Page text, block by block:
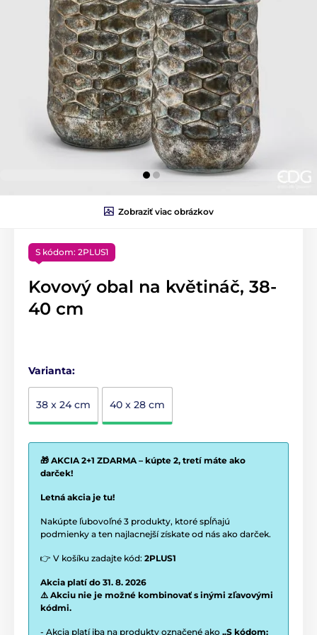
Zobraziť viac obrázkov
S kódom: 2PLUS1
Kovový obal na květináč, 38-
40 cm
Varianta:
38 x 24 cm 40 x 28 cm
🎁 AKCIA 2+1 ZDARMA – kúpte 2, tretí máte ako
darček!
Letná akcia je tu!
Nakúpte ľubovoľné 3 produkty, ktoré spĺňajú
podmienky a ten najlacnejší získate od nás ako darček.
👉 V košíku zadajte kód: 2PLUS1
Akcia platí do 31. 8. 2026
⚠️ Akciu nie je možné kombinovať s inými zľavovými
kódmi.
- Akcia platí iba na produkty označené ako „S kódom: